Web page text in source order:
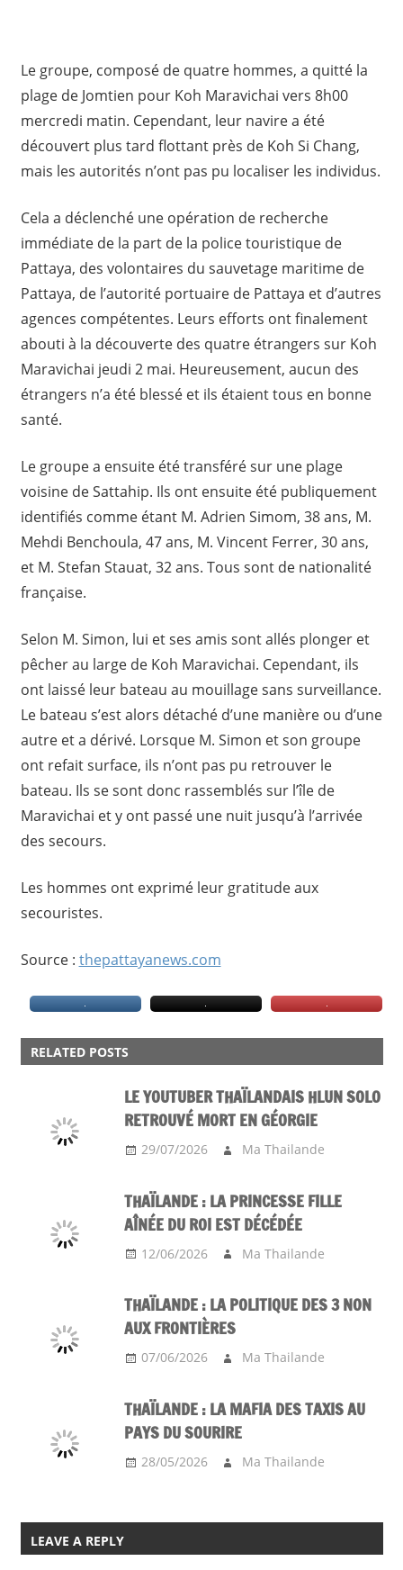
Le groupe, composé de quatre hommes, a quitté la
plage de Jomtien pour Koh Maravichai vers 8h00
mercredi matin. Cependant, leur navire a été
découvert plus tard flottant près de Koh Si Chang,
mais les autorités n’ont pas pu localiser les individus.
Cela a déclenché une opération de recherche
immédiate de la part de la police touristique de
Pattaya, des volontaires du sauvetage maritime de
Pattaya, de l’autorité portuaire de Pattaya et d’autres
agences compétentes. Leurs efforts ont finalement
abouti à la découverte des quatre étrangers sur Koh
Maravichai jeudi 2 mai. Heureusement, aucun des
étrangers n’a été blessé et ils étaient tous en bonne
santé.
Le groupe a ensuite été transféré sur une plage
voisine de Sattahip. Ils ont ensuite été publiquement
identifiés comme étant M. Adrien Simom, 38 ans, M.
Mehdi Benchoula, 47 ans, M. Vincent Ferrer, 30 ans,
et M. Stefan Stauat, 32 ans. Tous sont de nationalité
française.
Selon M. Simon, lui et ses amis sont allés plonger et
pêcher au large de Koh Maravichai. Cependant, ils
ont laissé leur bateau au mouillage sans surveillance.
Le bateau s’est alors détaché d’une manière ou d’une
autre et a dérivé. Lorsque M. Simon et son groupe
ont refait surface, ils n’ont pas pu retrouver le
bateau. Ils se sont donc rassemblés sur l’île de
Maravichai et y ont passé une nuit jusqu’à l’arrivée
des secours.
Les hommes ont exprimé leur gratitude aux
secouristes.
Source : thepattayanews.com
DIVERS
RELATED POSTS
LE YOUTUBER THAÏLANDAIS HLUN SOLO
RETROUVÉ MORT EN GÉORGIE
29/07/2026 Ma Thailande
THAÏLANDE : LA PRINCESSE FILLE
AÎNÉE DU ROI EST DÉCÉDÉE
12/06/2026 Ma Thailande
THAÏLANDE : LA POLITIQUE DES 3 NON
AUX FRONTIÈRES
07/06/2026 Ma Thailande
THAÏLANDE : LA MAFIA DES TAXIS AU
PAYS DU SOURIRE
28/05/2026 Ma Thailande
LEAVE A REPLY